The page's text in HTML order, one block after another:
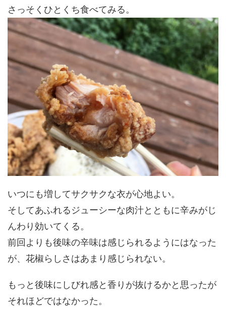
さっそくひとくち食べてみる。
いつにも増してサクサクな衣が心地よい。
そしてあふれるジューシーな肉汁とともに辛みがじ
んわり効いてくる。
前回よりも後味の辛味は感じられるようにはなった
が、花椒らしさはあまり感じられない。
もっと後味にしびれ感と香りが抜けるかと思ったが
それほどではなかった。